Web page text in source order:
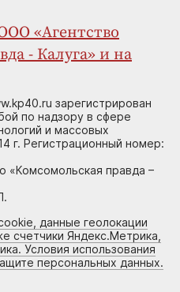
«Агентство
- Калуга» и на
зарегистрирован
по надзору в сфере
и массовых
г. Регистрационный номер:
«Комсомольская правда –
данные геолокации
счетчики Яндекс.Метрика,
Условия использования
персональных данных.